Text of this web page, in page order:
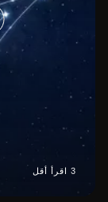
3 اقرأ أقل